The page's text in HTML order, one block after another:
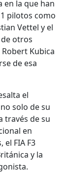
en la que han
pilotos como
Vettel y el
otros
Kubica
de esa
el
solo de su
través de su
en
el FIA F3
y la